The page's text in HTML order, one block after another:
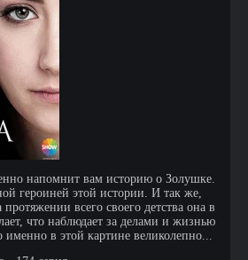
напомнит вам историю о Золушке.
героиней этой истории. И так же,
всего своего детства она в
что наблюдает за делами и жизнью
в этой картине великолепно...